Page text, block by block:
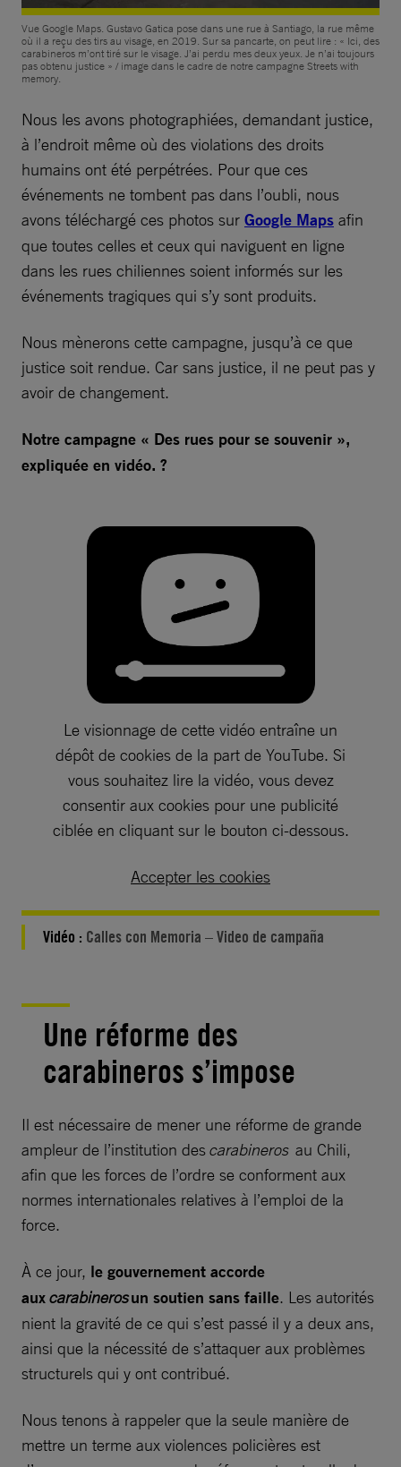
Vue Google Maps. Gustavo Gatica pose dans une rue à Santiago, la rue même
où il a reçu des tirs au visage, en 2019. Sur sa pancarte, on peut lire : « Ici, des
carabineros m’ont tiré sur le visage. J’ai perdu mes deux yeux. Je n’ai toujours
pas obtenu justice » / image dans le cadre de notre campagne Streets with
memory.
Nous les avons photographiées, demandant justice,
à l’endroit même où des violations des droits
humains ont été perpétrées. Pour que ces
événements ne tombent pas dans l’oubli, nous
avons téléchargé ces photos sur Google Maps afin
que toutes celles et ceux qui naviguent en ligne
dans les rues chiliennes soient informés sur les
événements tragiques qui s’y sont produits.
Nous mènerons cette campagne, jusqu’à ce que
justice soit rendue. Car sans justice, il ne peut pas y
avoir de changement.
Notre campagne « Des rues pour se souvenir »,
expliquée en vidéo. ?
Le visionnage de cette vidéo entraîne un
dépôt de cookies de la part de YouTube. Si
vous souhaitez lire la vidéo, vous devez
consentir aux cookies pour une publicité
ciblée en cliquant sur le bouton ci-dessous.
Accepter les cookies
Vidéo : Calles con Memoria – Video de campaña
Une réforme des
carabineros s’impose
Il est nécessaire de mener une réforme de grande
ampleur de l’institution descarabinerosau Chili,
afin que les forces de l’ordre se conforment aux
normes internationales relatives à l’emploi de la
force.
À ce jour, le gouvernement accorde
auxcarabinerosun soutien sans faille. Les autorités
nient la gravité de ce qui s’est passé il y a deux ans,
ainsi que la nécessité de s’attaquer aux problèmes
structurels qui y ont contribué.
Nous tenons à rappeler que la seule manière de
mettre un terme aux violences policières est